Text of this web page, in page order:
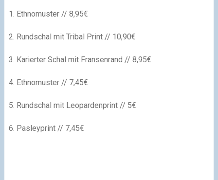
1. Ethnomuster // 8,95€
2. Rundschal mit Tribal Print // 10,90€
3. Karierter Schal mit Fransenrand // 8,95€
4. Ethnomuster // 7,45€
5. Rundschal mit Leopardenprint // 5€
6. Pasleyprint // 7,45€